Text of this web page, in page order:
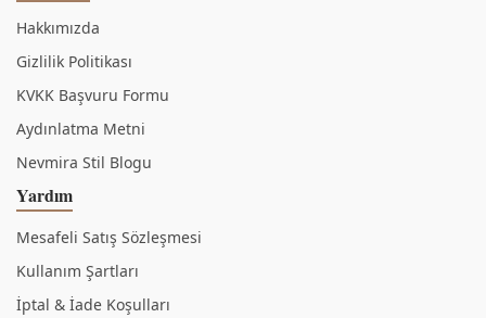
Hakkımızda
Gizlilik Politikası
KVKK Başvuru Formu
Aydınlatma Metni
Nevmira Stil Blogu
Yardım
Mesafeli Satış Sözleşmesi
Kullanım Şartları
İptal & İade Koşulları